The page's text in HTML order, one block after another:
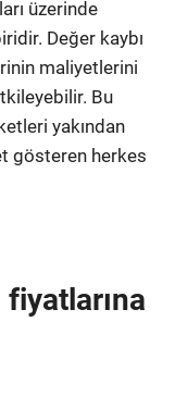
üzerinde
Değer kaybı
maliyetlerini
Bu
yakından
gösteren herkes